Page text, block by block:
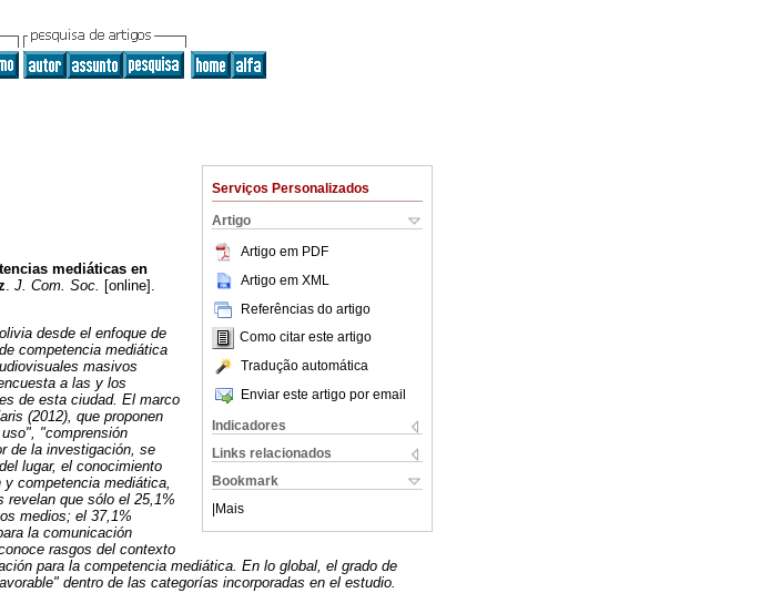
Serviços Personalizados
Artigo
Artigo em PDF
Artigo em XML
Referências do artigo
Como citar este artigo
Tradução automática
Enviar este artigo por email
Indicadores
Links relacionados
Bookmark
Mais
mediáticas en
. J. Com. Soc. [online].
desde el enfoque de
competencia mediática
masivos
a las y los
de esta ciudad. El marco
(2012), que proponen
"comprensión
de la investigación, se
lugar, el conocimiento
competencia mediática,
revelan que sólo el 25,1%
medios; el 37,1%
la comunicación
rasgos del contexto
para la competencia mediática. En lo global, el grado de
dentro de las categorías incorporadas en el estudio.